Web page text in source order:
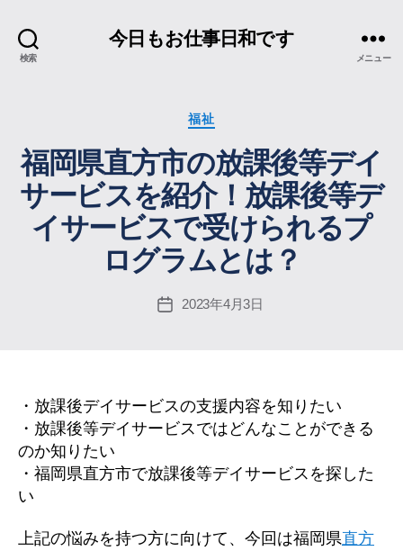
検索
今日もお仕事日和です
メニュー
カ
ゴ
リ
ー
福祉
福岡県直方市の放課後等デイ
サービスを紹介！放課後等デ
イサービスで受けられるプ
ログラムとは？
投
2023年4月3日
・放課後デイサービスの支援内容を知りたい
・放課後等デイサービスではどんなことができる
のか知りたい
・福岡県直方市で放課後等デイサービスを探した
い
上記の悩みを持つ方に向けて、今回は福岡県直方